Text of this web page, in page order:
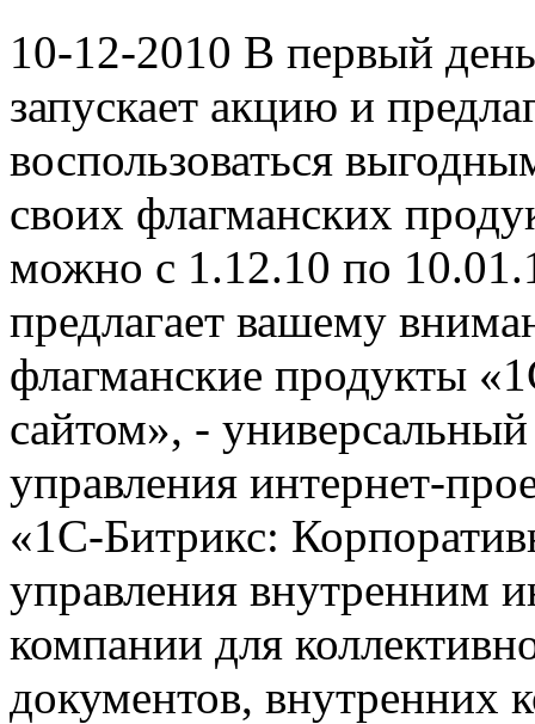
10-12-2010 В первый
запускает акцию и
воспользоваться
своих флагманских
можно с 1.12.10 по
предлагает вашему
флагманские продукты
сайтом», -
управления интернет-
«1С-Битрикс:
управления внутренним
компании для
документов, внутренних